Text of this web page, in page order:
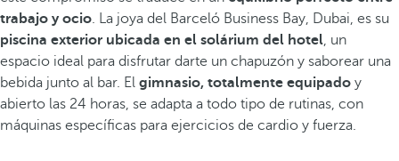
trabajo y ocio. La joya del Barceló Business Bay, Dubai, es su
piscina exterior ubicada en el solárium del hotel, un
espacio ideal para disfrutar darte un chapuzón y saborear una
bebida junto al bar. El gimnasio, totalmente equipado y
abierto las 24 horas, se adapta a todo tipo de rutinas, con
máquinas específicas para ejercicios de cardio y fuerza.